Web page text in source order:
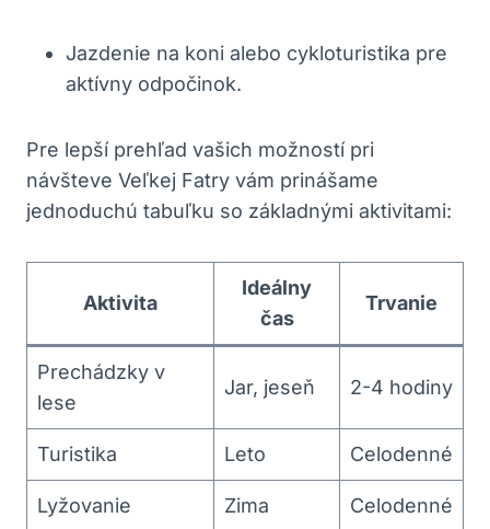
Jazdenie na koni alebo cykloturistika pre
aktívny ⁣odpočinok.
Pre lepší prehľad vašich možností⁤ pri
návšteve⁢ Veľkej ⁤Fatry vám ‍prinášame
jednoduchú tabuľku so ⁣základnými aktivitami:
Aktivita
Ideálny
⁢čas
Trvanie
Prechádzky v
lese
Jar, jeseň 2-4 hodiny
Turistika Leto Celodenné
Lyžovanie Zima Celodenné